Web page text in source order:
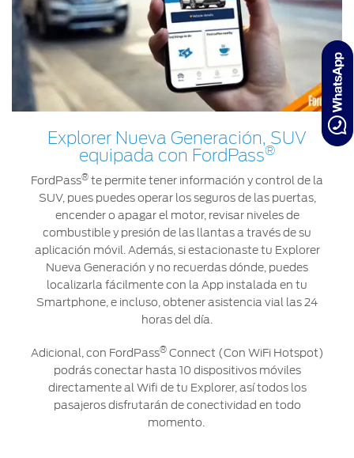
Explorer Nueva Generación, SUV
equipada con FordPass®
FordPass® te permite tener información y control de la
SUV, pues puedes operar los seguros de las puertas,
encender o apagar el motor, revisar niveles de
combustible y presión de las llantas a través de su
aplicación móvil. Además, si estacionaste tu Explorer
Nueva Generación y no recuerdas dónde, puedes
localizarla fácilmente con la App instalada en tu
Smartphone, e incluso, obtener asistencia vial las 24
horas del día.
Adicional, con FordPass®Connect (Con WiFi Hotspot)
podrás conectar hasta 10 dispositivos móviles
directamente al Wifi de tu Explorer, así todos los
pasajeros disfrutarán de conectividad en todo
momento.